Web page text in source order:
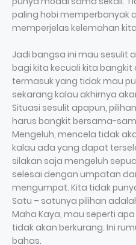
paling hobi memperbanyak
memperjelas kelemahan
Jadi bangsa ini mau sesulit
bagi kita kecuali kita
termasuk yang tidak mau
sekarang kalau akhirnya
Situasi sesulit apapun,
harus bangkit bersama-
Mengeluh, mencela tidak
kalau ada yang dapat
silakan saja mengeluh
selesai dengan umpatan
mengumpat. Kita tidak
Satu – satunya pilihan
Maha Kaya, mau seperti
tidak akan berkurang. Ini
bahas.